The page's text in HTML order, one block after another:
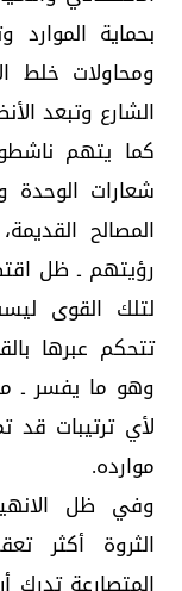
بحماية الموارد
ومحاولات خلط
الشارع وتبعد
كما يتهم
شعارات الوحدة
المصالح
رؤيتهم ـ ظل
لتلك القوى
تتحكم عبرها
وهو ما يفسر ـ
لأي ترتيبات قد
موارده.
وفي ظل
الثروة أكثر